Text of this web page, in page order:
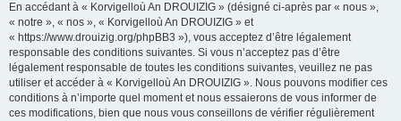
En accédant à « Korvigelloù An DROUIZIG » (désigné ci-après par « nous »,
« notre », « nos », « Korvigelloù An DROUIZIG » et
« https://www.drouizig.org/phpBB3 »), vous acceptez d’être légalement
responsable des conditions suivantes. Si vous n’acceptez pas d’être
légalement responsable de toutes les conditions suivantes, veuillez ne pas
utiliser et accéder à « Korvigelloù An DROUIZIG ». Nous pouvons modifier ces
conditions à n’importe quel moment et nous essaierons de vous informer de
ces modifications, bien que nous vous conseillons de vérifier régulièrement